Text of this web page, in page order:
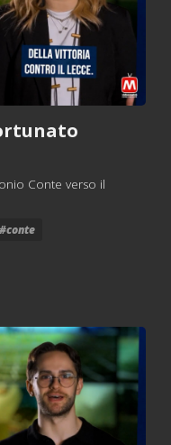
Conte verso il
#conte